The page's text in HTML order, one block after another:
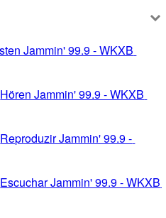
Jammin' 99.9 - WKXB
Hören Jammin' 99.9 - WKXB
Reproduzir Jammin' 99.9 -
Escuchar Jammin' 99.9 - WKXB